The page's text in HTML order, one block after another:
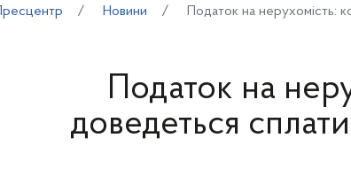
Пресцентр Новини Податок на нерухомість:
Податок на
доведеться